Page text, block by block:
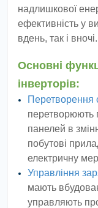
надлишкової
ефективність у
вдень, так і вночі.
Основні
інверторів:
Перетворення
перетворюють
панелей в
побутові
електричну
Управління
мають
управляють